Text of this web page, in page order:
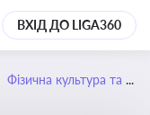
ВХІД ДО LIGA360
Фізична культура та спорт